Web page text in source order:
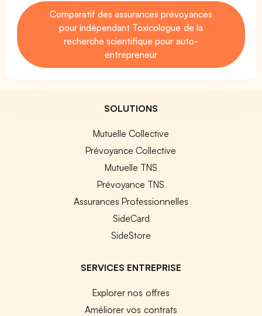
Comparatif des assurances prévoyances
pour indépendant Toxicologue de la
recherche scientifique pour auto-
entrepreneur
SOLUTIONS
Mutuelle Collective
Prévoyance Collective
Mutuelle TNS
Prévoyance TNS
Assurances Professionnelles
SideCard
SideStore
SERVICES ENTREPRISE
Explorer nos offres
Améliorer vos contrats